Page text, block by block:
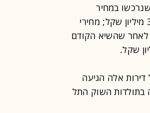
שיא נקבע גם בדירות 3 חדרים, שנרכשו במחיר
ממוצע של 3.93 מיליון שקל - זאת בעוד השיא הקודם הגיע ל־3.8 מיליון שקל; מחירי
לרמת שיא של 5.33 מיליון שקל, לאחר שהשיא הקודם
על דירות אלה הגיעה
בגובהה בתולדות השוק התל